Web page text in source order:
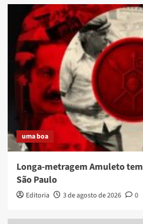
uma boa
Longa-metragem Amuleto
São Paulo
Editoria 3 de agosto de 2026 0